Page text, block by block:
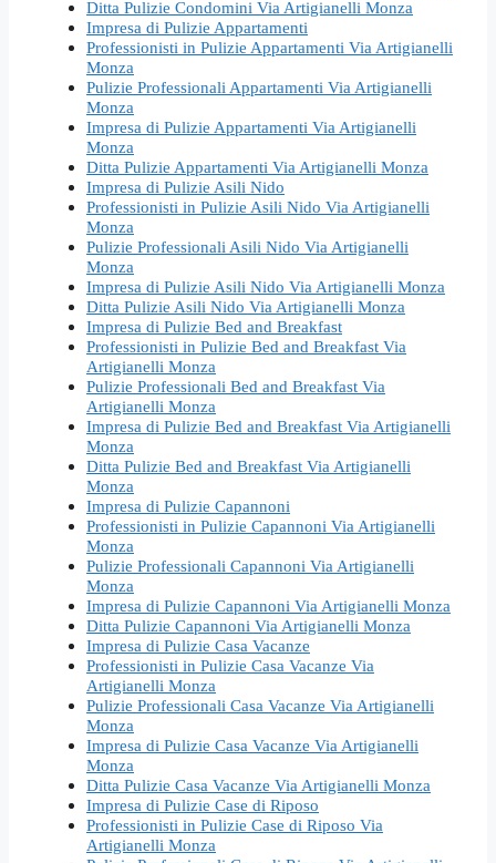
Ditta Pulizie Condomini Via Artigianelli Monza
Impresa di Pulizie Appartamenti
Professionisti in Pulizie Appartamenti Via Artigianelli
Monza
Pulizie Professionali Appartamenti Via Artigianelli
Monza
Impresa di Pulizie Appartamenti Via Artigianelli
Monza
Ditta Pulizie Appartamenti Via Artigianelli Monza
Impresa di Pulizie Asili Nido
Professionisti in Pulizie Asili Nido Via Artigianelli
Monza
Pulizie Professionali Asili Nido Via Artigianelli
Monza
Impresa di Pulizie Asili Nido Via Artigianelli Monza
Ditta Pulizie Asili Nido Via Artigianelli Monza
Impresa di Pulizie Bed and Breakfast
Professionisti in Pulizie Bed and Breakfast Via
Artigianelli Monza
Pulizie Professionali Bed and Breakfast Via
Artigianelli Monza
Impresa di Pulizie Bed and Breakfast Via Artigianelli
Monza
Ditta Pulizie Bed and Breakfast Via Artigianelli
Monza
Impresa di Pulizie Capannoni
Professionisti in Pulizie Capannoni Via Artigianelli
Monza
Pulizie Professionali Capannoni Via Artigianelli
Monza
Impresa di Pulizie Capannoni Via Artigianelli Monza
Ditta Pulizie Capannoni Via Artigianelli Monza
Impresa di Pulizie Casa Vacanze
Professionisti in Pulizie Casa Vacanze Via
Artigianelli Monza
Pulizie Professionali Casa Vacanze Via Artigianelli
Monza
Impresa di Pulizie Casa Vacanze Via Artigianelli
Monza
Ditta Pulizie Casa Vacanze Via Artigianelli Monza
Impresa di Pulizie Case di Riposo
Professionisti in Pulizie Case di Riposo Via
Artigianelli Monza